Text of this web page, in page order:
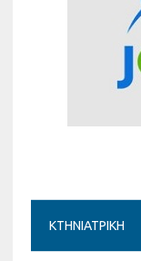
ΚΤΗΝΙΑΤΡΙΚΗ